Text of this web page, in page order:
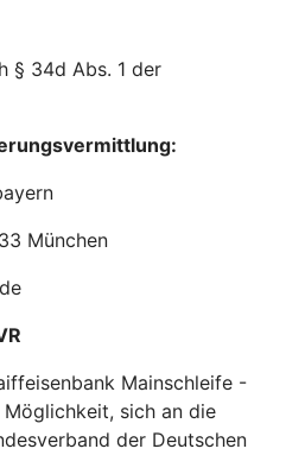
§ 34d Abs. 1 der
München
Mainschleife -
sich an die
der Deutschen